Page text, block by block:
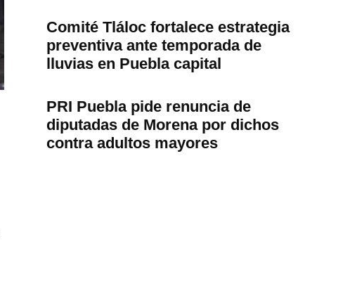
Comité Tláloc fortalece estrategia
preventiva ante temporada de
lluvias en Puebla capital
PRI Puebla pide renuncia de
diputadas de Morena por dichos
contra adultos mayores